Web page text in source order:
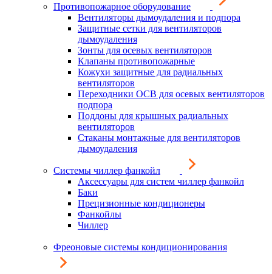
Противопожарное оборудование
Вентиляторы дымоудаления и подпора
Защитные сетки для вентиляторов
дымоудаления
Зонты для осевых вентиляторов
Клапаны противопожарные
Кожухи защитные для радиальных
вентиляторов
Переходники ОСВ для осевых вентиляторов
подпора
Поддоны для крышных радиальных
вентиляторов
Стаканы монтажные для вентиляторов
дымоудаления
Системы чиллер фанкойл
Аксессуары для систем чиллер фанкойл
Баки
Прецизионные кондиционеры
Фанкойлы
Чиллер
Фреоновые системы кондиционирования